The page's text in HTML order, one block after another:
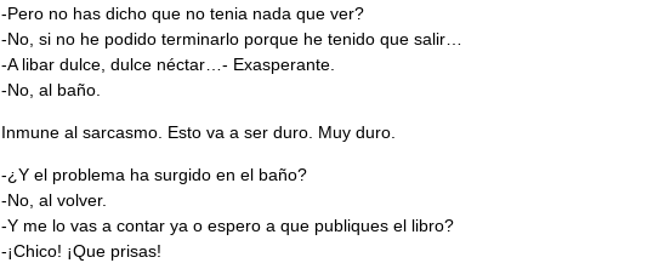
-Pero no has dicho que no tenia nada que ver?
-No, si no he podido terminarlo porque he tenido que salir…
-A libar dulce, dulce néctar…- Exasperante.
-No, al baño.
Inmune al sarcasmo. Esto va a ser duro. Muy duro.
-¿Y el problema ha surgido en el baño?
-No, al volver.
-Y me lo vas a contar ya o espero a que publiques el libro?
-¡Chico! ¡Que prisas!